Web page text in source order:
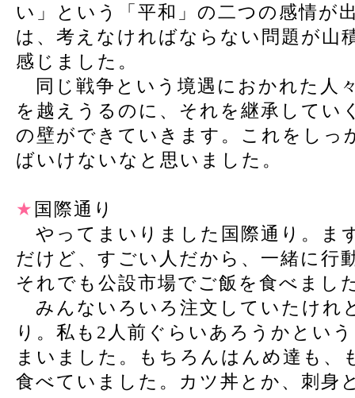
い」という「平和」の二つの感情が
は、考えなければならない問題が山
感じました。
同じ戦争という境遇におかれた人
を越えうるのに、それを継承してい
の壁ができていきます。これをしっ
ばいけないなと思いました。
★ 国際通り
やってまいりました国際通り。ま
だけど、すごい人だから、一緒に行
それでも公設市場でご飯を食べまし
みんないろいろ注文していたけれ
り。私も2人前ぐらいあろうかとい
まいました。もちろんはんめ達も、
食べていました。カツ丼とか、刺身